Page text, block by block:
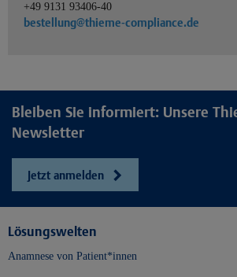
+49 9131 93406-40
bestellung@thieme-compliance.de
Bleiben Sie informiert: Unsere
Newsletter
Jetzt anmelden
Lösungswelten
Anamnese von Patient*innen